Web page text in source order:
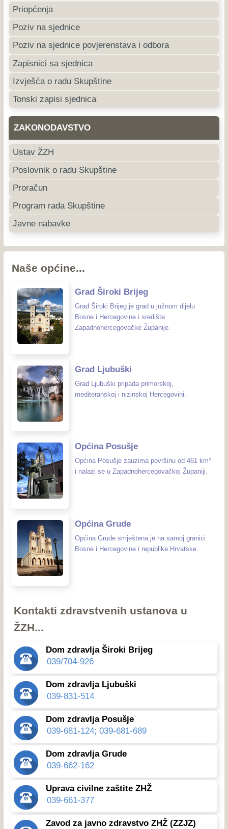
Priopćenja
Poziv na sjednice
Poziv na sjednice povjerenstava i odbora
Zapisnici sa sjednica
Izvješća o radu Skupštine
Tonski zapisi sjednica
ZAKONODAVSTVO
Ustav ŽZH
Poslovnik o radu Skupštine
Proračun
Program rada Skupštine
Javne nabavke
Naše općine...
Grad Široki Brijeg
Grad Široki Brijeg je grad u južnom dijelu
Bosne i Hercegovine i središte
Zapadnohercegovačke Županije.
Grad Ljubuški
Grad Ljubuški pripada primorskoj,
mediteranskoj i nizinskoj Hercegovini.
Općina Posušje
Općina Posušje zauzima površinu od 461 km²
i nalazi se u Zapadnohercegovačkoj Županiji.
Općina Grude
Općina Grude smještena je na samoj granici
Bosne i Hercegovine i republike Hrvatske.
Kontakti zdravstvenih ustanova u
ŽZH...
Dom zdravlja Široki Brijeg
039/704-926
Dom zdravlja Ljubuški
039-831-514
Dom zdravlja Posušje
039-681-124; 039-681-689
Dom zdravlja Grude
039-662-162
Uprava civilne zaštite ZHŽ
039-661-377
Zavod za javno zdravstvo ZHŽ (ZZJZ)